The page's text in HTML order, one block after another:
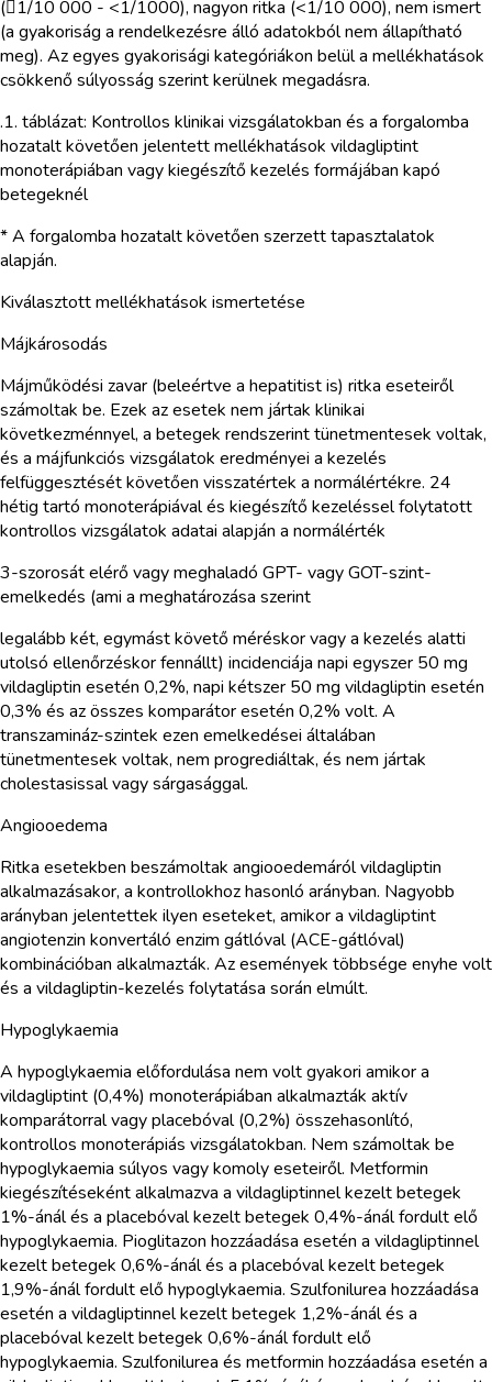
(1/10 000 - <1/1000), nagyon ritka (<1/10 000), nem ismert
(a gyakoriság a rendelkezésre álló adatokból nem állapítható
meg). Az egyes gyakorisági kategóriákon belül a mellékhatások
csökkenő súlyosság szerint kerülnek megadásra.
.1. táblázat: Kontrollos klinikai vizsgálatokban és a forgalomba
hozatalt követően jelentett mellékhatások vildagliptint
monoterápiában vagy kiegészítő kezelés formájában kapó
betegeknél
* A forgalomba hozatalt követően szerzett tapasztalatok
alapján.
Kiválasztott mellékhatások ismertetése
Májkárosodás
Májműködési zavar (beleértve a hepatitist is) ritka eseteiről
számoltak be. Ezek az esetek nem jártak klinikai
következménnyel, a betegek rendszerint tünetmentesek voltak,
és a májfunkciós vizsgálatok eredményei a kezelés
felfüggesztését követően visszatértek a normálértékre. 24
hétig tartó monoterápiával és kiegészítő kezeléssel folytatott
kontrollos vizsgálatok adatai alapján a normálérték
3-szorosát elérő vagy meghaladó GPT- vagy GOT-szint-
emelkedés (ami a meghatározása szerint
legalább két, egymást követő méréskor vagy a kezelés alatti
utolsó ellenőrzéskor fennállt) incidenciája napi egyszer 50 mg
vildagliptin esetén 0,2%, napi kétszer 50 mg vildagliptin esetén
0,3% és az összes komparátor esetén 0,2% volt. A
transzamináz-szintek ezen emelkedései általában
tünetmentesek voltak, nem progrediáltak, és nem jártak
cholestasissal vagy sárgasággal.
Angiooedema
Ritka esetekben beszámoltak angiooedemáról vildagliptin
alkalmazásakor, a kontrollokhoz hasonló arányban. Nagyobb
arányban jelentettek ilyen eseteket, amikor a vildagliptint
angiotenzin konvertáló enzim gátlóval (ACE-gátlóval)
kombinációban alkalmazták. Az események többsége enyhe volt
és a vildagliptin-kezelés folytatása során elmúlt.
Hypoglykaemia
A hypoglykaemia előfordulása nem volt gyakori amikor a
vildagliptint (0,4%) monoterápiában alkalmazták aktív
komparátorral vagy placebóval (0,2%) összehasonlító,
kontrollos monoterápiás vizsgálatokban. Nem számoltak be
hypoglykaemia súlyos vagy komoly eseteiről. Metformin
kiegészítéseként alkalmazva a vildagliptinnel kezelt betegek
1%-ánál és a placebóval kezelt betegek 0,4%-ánál fordult elő
hypoglykaemia. Pioglitazon hozzáadása esetén a vildagliptinnel
kezelt betegek 0,6%-ánál és a placebóval kezelt betegek
1,9%-ánál fordult elő hypoglykaemia. Szulfonilurea hozzáadása
esetén a vildagliptinnel kezelt betegek 1,2%-ánál és a
placebóval kezelt betegek 0,6%-ánál fordult elő
hypoglykaemia. Szulfonilurea és metformin hozzáadása esetén a